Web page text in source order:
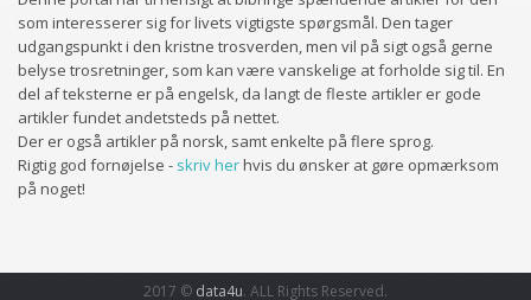
som interesserer sig for livets vigtigste spørgsmål. Den tager
udgangspunkt i den kristne trosverden, men vil på sigt også gerne
belyse trosretninger, som kan være vanskelige at forholde sig til. En
del af teksterne er på engelsk, da langt de fleste artikler er gode
artikler fundet andetsteds på nettet.
Der er også artikler på norsk, samt enkelte på flere sprog.
Rigtig god fornøjelse - skriv herhvis du ønsker at gøre opmærksom
på noget!
2017 © data4u. ALL Rights Reserved.